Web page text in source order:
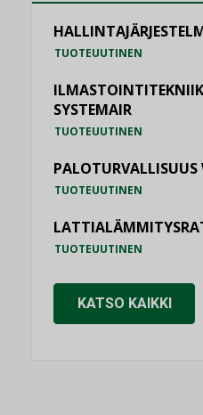
TUOTEUUTINEN
SYSTEMAIR
TUOTEUUTINEN
PALOTURVALLISUUS
TUOTEUUTINEN
TUOTEUUTINEN
KATSO KAIKKI